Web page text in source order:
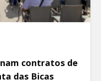
contratos de
das Bicas